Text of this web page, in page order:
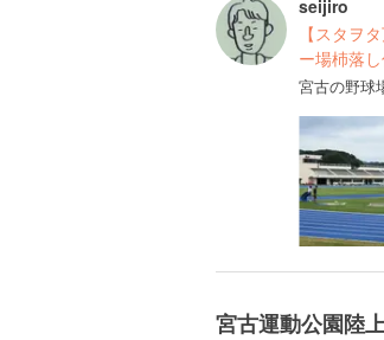
seijiro
【スタヲ
ー場杮落し
宮古の野球
宮古運動公園陸